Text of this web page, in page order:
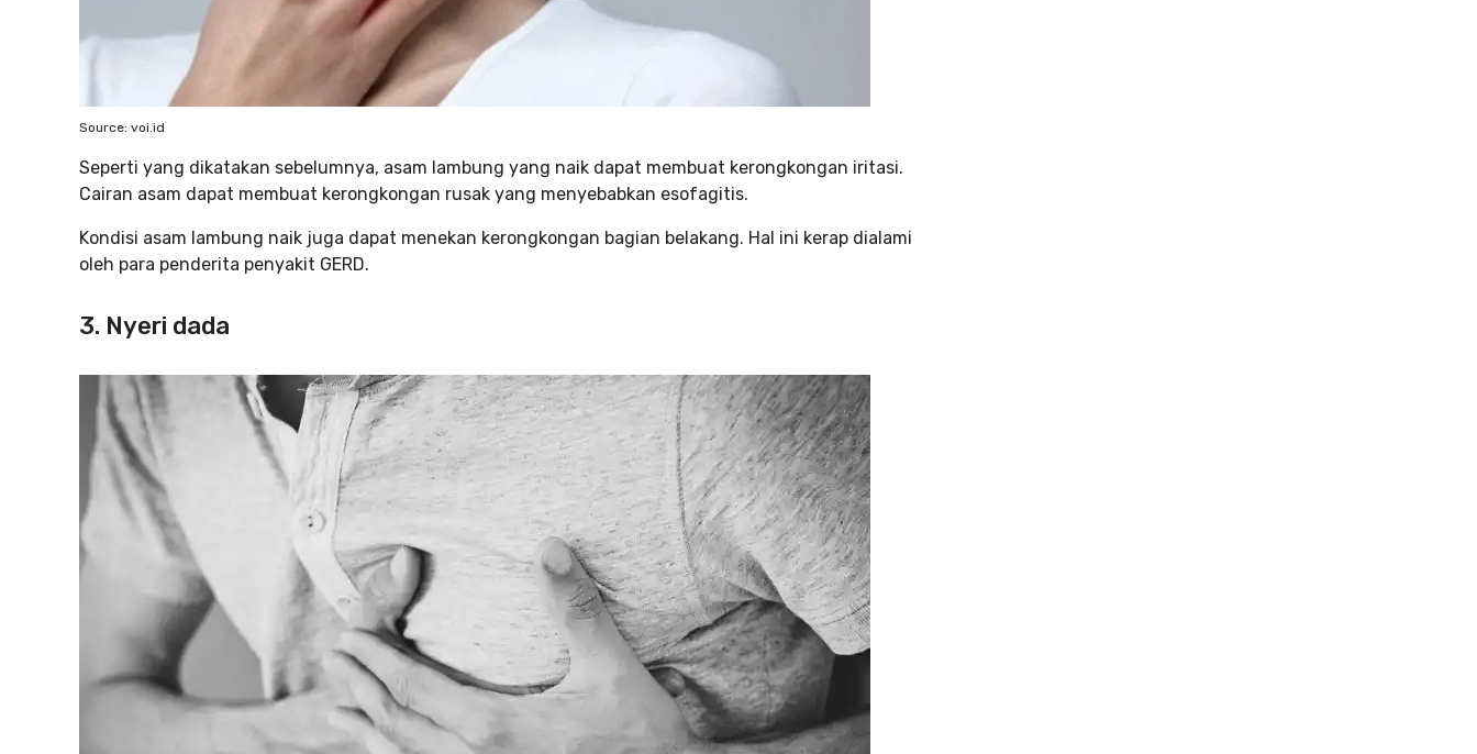
Source: voi.id
Seperti yang dikatakan sebelumnya, asam lambung yang naik dapat membuat kerongkongan iritasi.
Cairan asam dapat membuat kerongkongan rusak yang menyebabkan esofagitis.
Kondisi asam lambung naik juga dapat menekan kerongkongan bagian belakang. Hal ini kerap dialami
oleh para penderita penyakit GERD.
3. Nyeri dada